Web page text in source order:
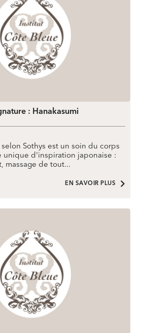
: Hanakasumi
Sothys est un soin du corps
unique d'inspiration japonaise :
massage de tout...
EN SAVOIR PLUS